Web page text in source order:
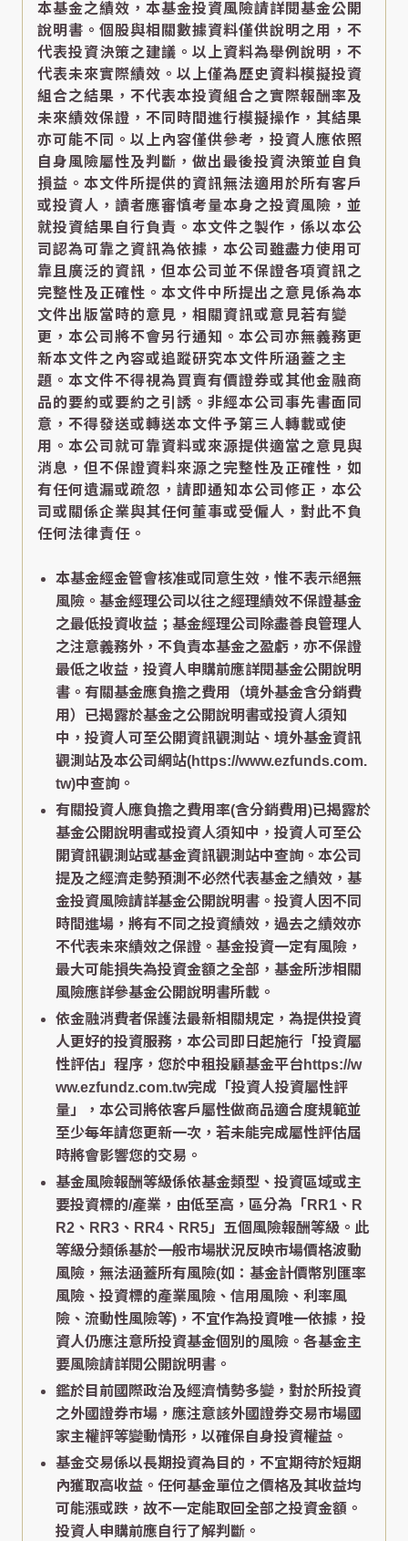
本基金之績效，本基金投資風險請詳閱基金公開
說明書。個股與相關數據資料僅供說明之用，不
代表投資決策之建議。以上資料為舉例說明，不
代表未來實際績效。以上僅為歷史資料模擬投資
組合之結果，不代表本投資組合之實際報酬率及
未來績效保證，不同時間進行模擬操作，其結果
亦可能不同。以上內容僅供參考，投資人應依照
自身風險屬性及判斷，做出最後投資決策並自負
損益。本文件所提供的資訊無法適用於所有客戶
或投資人，讀者應審慎考量本身之投資風險，並
就投資結果自行負責。本文件之製作，係以本公
司認為可靠之資訊為依據，本公司雖盡力使用可
靠且廣泛的資訊，但本公司並不保證各項資訊之
完整性及正確性。本文件中所提出之意見係為本
文件出版當時的意見，相關資訊或意見若有變
更，本公司將不會另行通知。本公司亦無義務更
新本文件之內容或追蹤研究本文件所涵蓋之主
題。本文件不得視為買賣有價證券或其他金融商
品的要約或要約之引誘。非經本公司事先書面同
意，不得發送或轉送本文件予第三人轉載或使
用。本公司就可靠資料或來源提供適當之意見與
消息，但不保證資料來源之完整性及正確性，如
有任何遺漏或疏忽，請即通知本公司修正，本公
司或關係企業與其任何董事或受僱人，對此不負
任何法律責任。
本基金經金管會核准或同意生效，惟不表示絕無
風險。基金經理公司以往之經理績效不保證基金
之最低投資收益；基金經理公司除盡善良管理人
之注意義務外，不負責本基金之盈虧，亦不保證
最低之收益，投資人申購前應詳閱基金公開說明
書。有關基金應負擔之費用（境外基金含分銷費
用）已揭露於基金之公開說明書或投資人須知
中，投資人可至公開資訊觀測站、境外基金資訊
觀測站及本公司網站(https://www.ezfunds.com.
tw)中查詢。
有關投資人應負擔之費用率(含分銷費用)已揭露於
基金公開說明書或投資人須知中，投資人可至公
開資訊觀測站或基金資訊觀測站中查詢。本公司
提及之經濟走勢預測不必然代表基金之績效，基
金投資風險請詳基金公開說明書。投資人因不同
時間進場，將有不同之投資績效，過去之績效亦
不代表未來績效之保證。基金投資一定有風險，
最大可能損失為投資金額之全部，基金所涉相關
風險應詳參基金公開說明書所載。
依金融消費者保護法最新相關規定，為提供投資
人更好的投資服務，本公司即日起施行「投資屬
性評估」程序，您於中租投顧基金平台https://w
ww.ezfundz.com.tw完成「投資人投資屬性評
量」，本公司將依客戶屬性做商品適合度規範並
至少每年請您更新一次，若未能完成屬性評估屆
時將會影響您的交易。
基金風險報酬等級係依基金類型、投資區域或主
要投資標的/產業，由低至高，區分為「RR1、R
R2、RR3、RR4、RR5」五個風險報酬等級。此
等級分類係基於一般市場狀況反映市場價格波動
風險，無法涵蓋所有風險(如：基金計價幣別匯率
風險、投資標的產業風險、信用風險、利率風
險、流動性風險等)，不宜作為投資唯一依據，投
資人仍應注意所投資基金個別的風險。各基金主
要風險請詳閱公開說明書。
鑑於目前國際政治及經濟情勢多變，對於所投資
之外國證券市場，應注意該外國證券交易市場國
家主權評等變動情形，以確保自身投資權益。
基金交易係以長期投資為目的，不宜期待於短期
內獲取高收益。任何基金單位之價格及其收益均
可能漲或跌，故不一定能取回全部之投資金額。
投資人申購前應自行了解判斷。